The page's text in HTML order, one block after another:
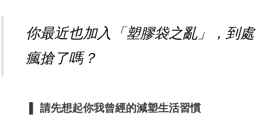
你最近也加入「塑膠袋之亂」，到處
瘋搶了嗎？
▌ 請先想起你我曾經的減塑生活習慣